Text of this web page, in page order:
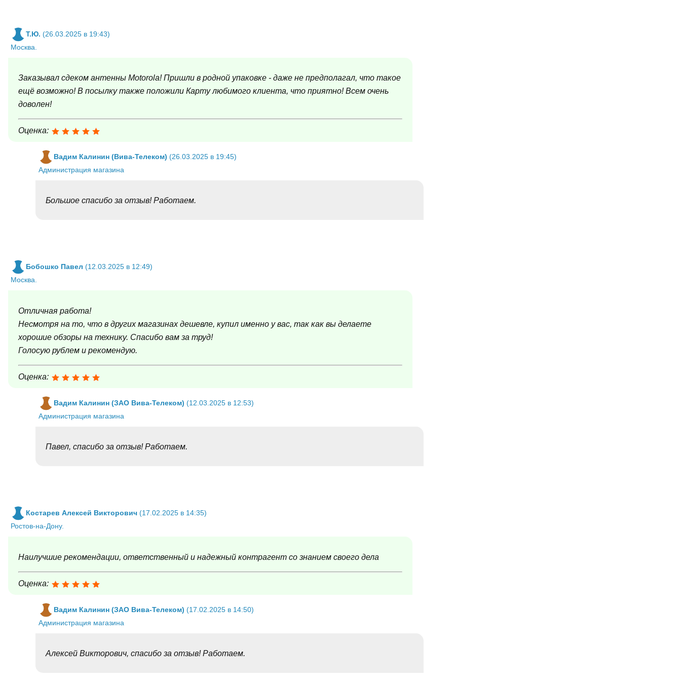
Т.Ю. (26.03.2025 в 19:43)
Москва.
Заказывал сдеком антенны Motorola! Пришли в родной упаковке - даже не предполагал, что такое
ещё возможно! В посылку также положили Карту любимого клиента, что приятно! Всем очень
доволен!
Оценка:
Вадим Калинин (Вива-Телеком) (26.03.2025 в 19:45)
Администрация магазина
Большое спасибо за отзыв! Работаем.
Бобошко Павел (12.03.2025 в 12:49)
Москва.
Отличная работа!
Несмотря на то, что в других магазинах дешевле, купил именно у вас, так как вы делаете
хорошие обзоры на технику. Спасибо вам за труд!
Голосую рублем и рекомендую.
Оценка:
Вадим Калинин (ЗАО Вива-Телеком) (12.03.2025 в 12:53)
Администрация магазина
Павел, спасибо за отзыв! Работаем.
Костарев Алексей Викторович (17.02.2025 в 14:35)
Ростов-на-Дону.
Наилучшие рекомендации, ответственный и надежный контрагент со знанием своего дела
Оценка:
Вадим Калинин (ЗАО Вива-Телеком) (17.02.2025 в 14:50)
Администрация магазина
Алексей Викторович, спасибо за отзыв! Работаем.